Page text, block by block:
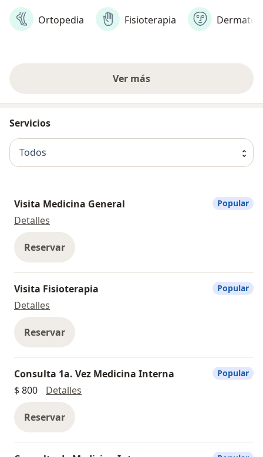
Ortopedia Fisioterapia
Ver más
Servicios
Todos
Visita Medicina General
Detalles
Reservar
Popular
Visita Fisioterapia
Detalles
Reservar
Popular
Consulta 1a. Vez Medicina Interna
$ 800
Detalles
Reservar
Popular